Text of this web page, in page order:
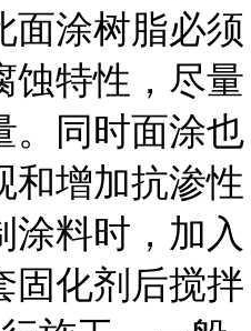
面涂树脂必须
蚀特性，尽量
。同时面涂也
和增加抗渗性
涂料时，加入
固化剂后搅拌